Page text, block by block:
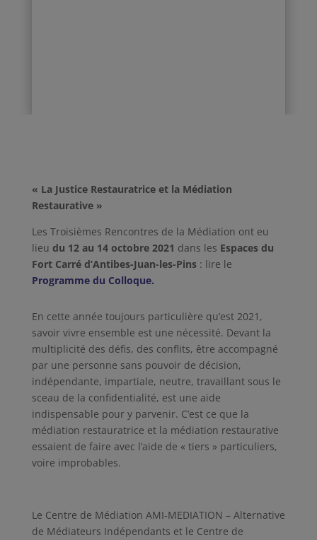
« La Justice Restauratrice et la Médiation
Restaurative »
Les Troisièmes Rencontres de la Médiation ont eu
lieu du 12 au 14 octobre 2021 dans les Espaces du
Fort Carré d’Antibes-Juan-les-Pins : lire le
Programme du Colloque.
En cette année toujours particulière qu’est 2021,
savoir vivre ensemble est une nécessité. Devant la
multiplicité des défis, des conflits, être accompagné
par une personne sans pouvoir de décision,
indépendante, impartiale, neutre, travaillant sous le
sceau de la confidentialité, est une aide
indispensable pour y parvenir. C’est ce que la
médiation restauratrice et la médiation restaurative
essaient de faire avec l’aide de « tiers » particuliers,
voire improbables.
Le Centre de Médiation AMI-MEDIATION – Alternative
de Médiateurs Indépendants et le Centre de